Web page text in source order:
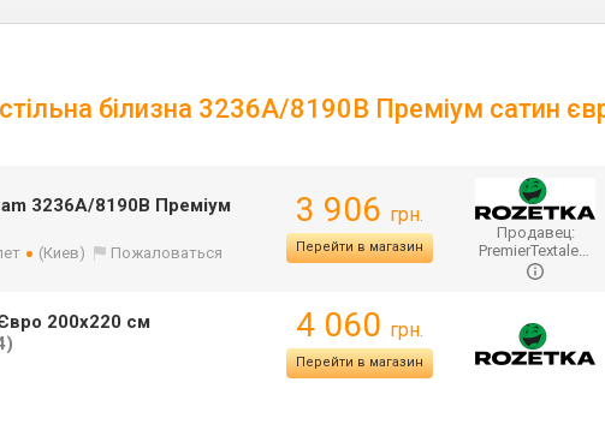
білизна 3236А/8190В Преміум сатин
3236А/8190В Преміум
(Киев) Пожаловаться
3 906 грн.
Перейти в магазин
Продавец:
PremierTextale…
200x220 см
4 060 грн.
Перейти в магазин